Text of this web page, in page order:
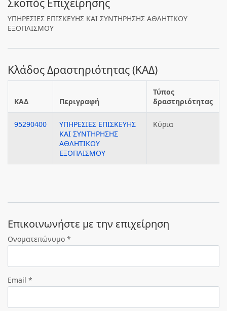
Σκοπός Επιχείρησης
ΥΠΗΡΕΣΙΕΣ ΕΠΙΣΚΕΥΗΣ ΚΑΙ ΣΥΝΤΗΡΗΣΗΣ ΑΘΛΗΤΙΚΟΥ
ΕΞΟΠΛΙΣΜΟΥ
Κλάδος Δραστηριότητας (ΚΑΔ)
ΚΑΔ Περιγραφή
Τύπος
δραστηριότητας
95290400
ΥΠΗΡΕΣΙΕΣ ΕΠΙΣΚΕΥΗΣ
ΚΑΙ ΣΥΝΤΗΡΗΣΗΣ
ΑΘΛΗΤΙΚΟΥ
ΕΞΟΠΛΙΣΜΟΥ
Κύρια
Eπικοινωνήστε με την επιχείρηση
Ονοματεπώνυμο *
Email *